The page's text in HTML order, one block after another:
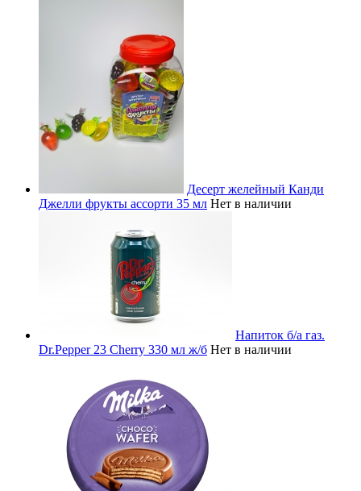
Десерт желейный Канди
Джелли фрукты ассорти 35 мл Нет в наличии
Напиток б/а газ.
Dr.Pepper 23 Cherry 330 мл ж/б Нет в наличии